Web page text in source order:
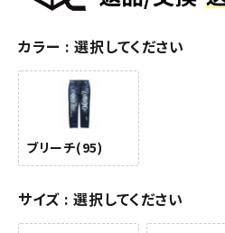
カラー 選択してください
ブリーチ(95)
サイズ 選択してください